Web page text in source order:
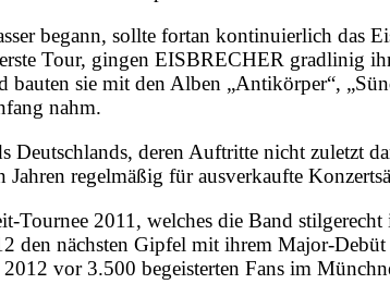
begann, sollte fortan kontinuierlich das
Tour, gingen EISBRECHER gradlinig
sie mit den Alben „Antikörper“,
nahm.
deren Auftritte nicht zuletzt
regelmäßig für ausverkaufte
Tournee 2011, welches die Band
nächsten Gipfel mit ihrem Major-
vor 3.500 begeisterten Fans im